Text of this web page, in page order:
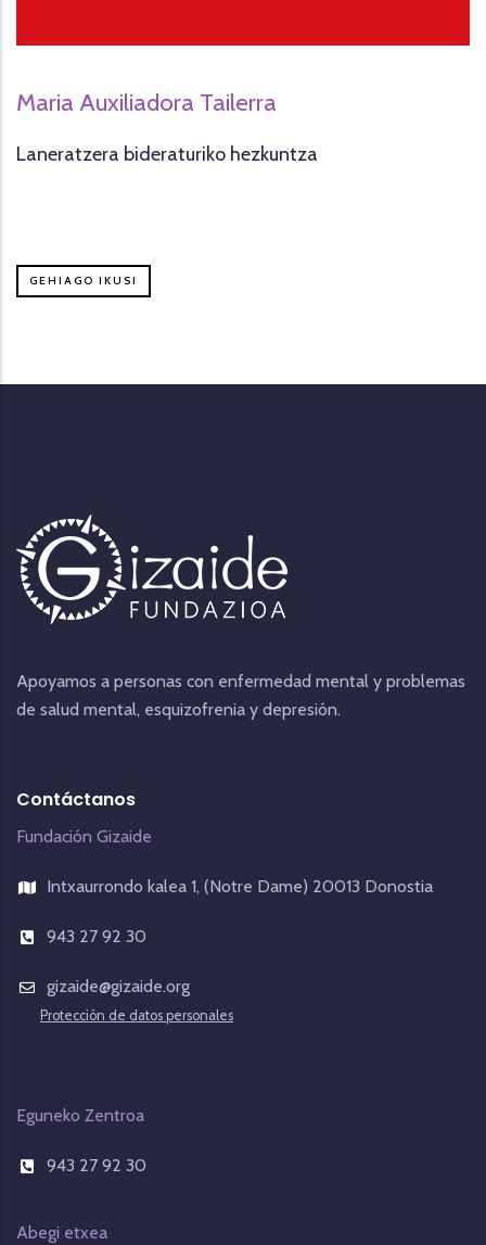
Maria Auxiliadora Tailerra
Laneratzera bideraturiko hezkuntza
GEHIAGO IKUSI
Apoyamos a personas con enfermedad mental y problemas
de salud mental, esquizofrenia y depresión.
Contáctanos
Fundación Gizaide
Intxaurrondo kalea 1, (Notre Dame) 20013 Donostia
943 27 92 30
gizaide@gizaide.org
Protección de datos personales
Eguneko Zentroa
943 27 92 30
Abegi etxea